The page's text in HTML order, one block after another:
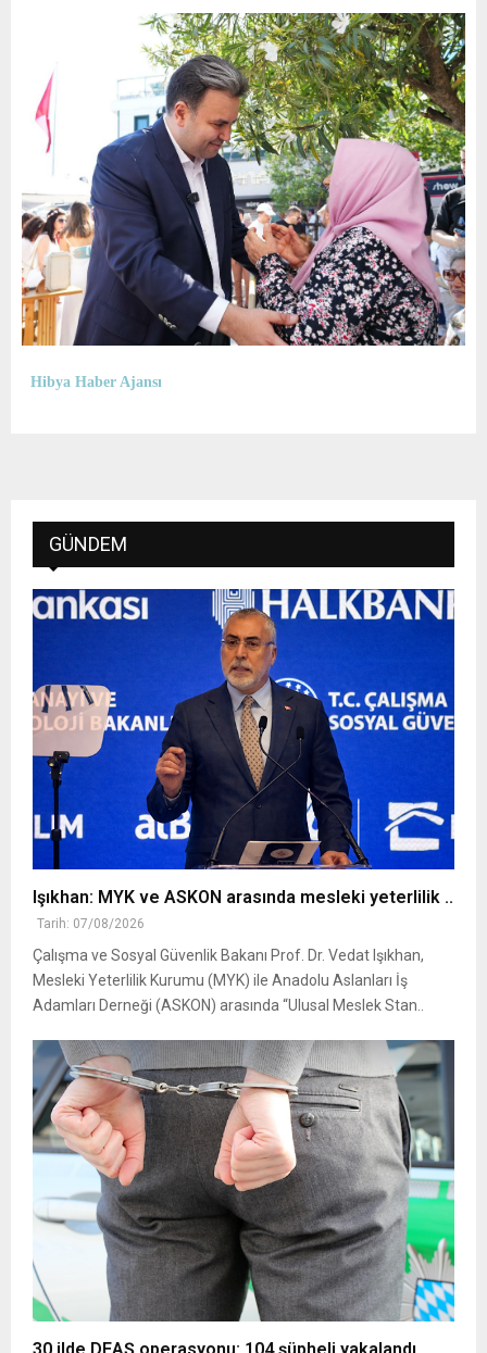
Hibya Haber Ajansı
GÜNDEM
Işıkhan: MYK ve ASKON arasında mesleki yeterlilik ..
Tarih: 07/08/2026
Çalışma ve Sosyal Güvenlik Bakanı Prof. Dr. Vedat Işıkhan,
Mesleki Yeterlilik Kurumu (MYK) ile Anadolu Aslanları İş
Adamları Derneği (ASKON) arasında “Ulusal Meslek Stan..